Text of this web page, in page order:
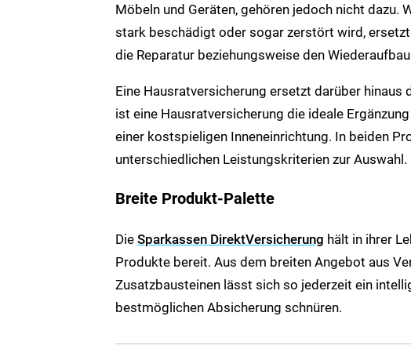
Möbeln und Geräten, gehören jedoch nicht dazu.
stark beschädigt oder sogar zerstört wird,
die Reparatur beziehungsweise den
Eine Hausratversicherung ersetzt darüber
ist eine Hausratversicherung die ideale
einer kostspieligen Inneneinrichtung. In beiden
unterschiedlichen Leistungskriterien zur Auswahl.
Breite Produkt-Palette
Die Sparkassen DirektVersicherung hält in ihrer
Produkte bereit. Aus dem breiten Angebot aus
Zusatzbausteinen lässt sich so jederzeit ein
bestmöglichen Absicherung schnüren.